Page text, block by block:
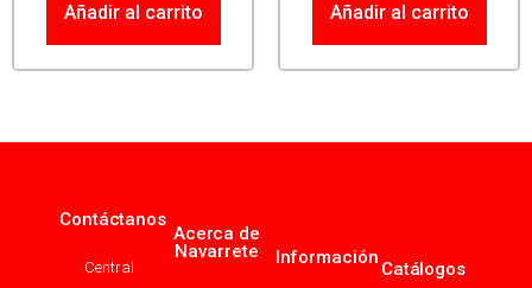
Añadir al carrito Añadir al carrito
Contáctanos
Central
Acerca de
Navarrete
Información
Catálogos